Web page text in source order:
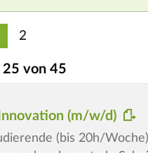
2
25 von 45
(m/w/d)
(bis 20h/